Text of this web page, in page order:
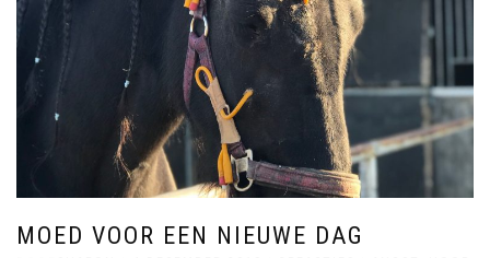
MOED VOOR EEN NIEUWE DAG